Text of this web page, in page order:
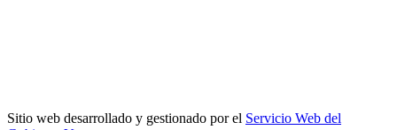
Sitio web desarrollado y gestionado por el Servicio Web del